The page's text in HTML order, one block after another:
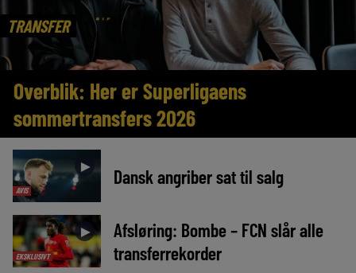
TRANSFER
Overblik: Her er Superligaens
sommertransfers 2026
AVIS
► Dansk angriber sat til salg
EKSKLUSIVT
►
Afsløring: Bombe – FCN slår alle
transferrekorder